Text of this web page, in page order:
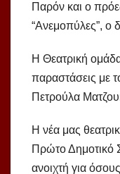
Παρόν και ο
“Ανεμοπύλες”, ο
Η Θεατρική ομάδα
παραστάσεις με
Πετρούλα
Η νέα μας
Πρώτο Δημοτικό
ανοιχτή για